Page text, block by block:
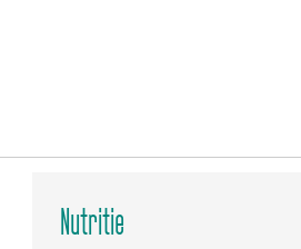
Nutritie